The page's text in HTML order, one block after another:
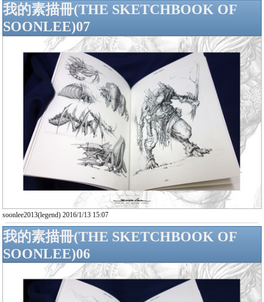
我的素描冊(THE SKETCHBOOK OF
SOONLEE)07
soonlee2013(legend) 2016/1/13 15:07
我的素描冊(THE SKETCHBOOK OF
SOONLEE)06